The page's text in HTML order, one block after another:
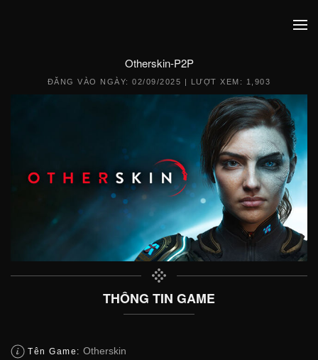
Otherskin-P2P
ĐĂNG VÀO NGÀY:02/09/2025 | LƯỢT XEM: 1,903
THÔNG TIN GAME
Tên Game: Otherskin